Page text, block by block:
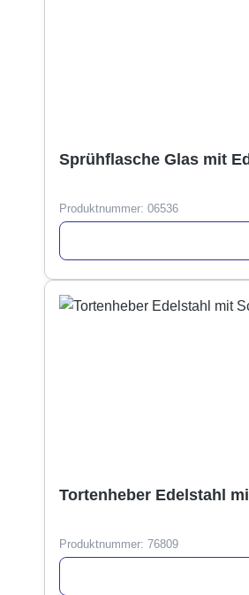
Sprühflasche Glas mit
Produktnummer: 06536
Tortenheber Edelstahl
Produktnummer: 76809